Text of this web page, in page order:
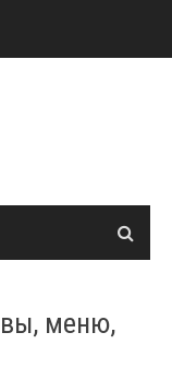
меню,